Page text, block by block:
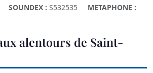
SOUNDEX : S532535
METAPHONE :
alentours de Saint-